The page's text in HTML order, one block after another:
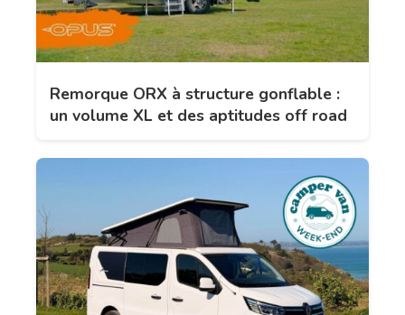
Remorque ORX à structure gonflable :
un volume XL et des aptitudes off road